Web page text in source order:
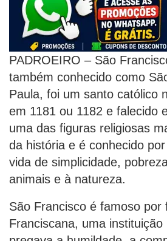
PADROEIRO – São
também conhecido como
Paula, foi um santo católico
em 1181 ou 1182 e falecido
uma das figuras religiosas
da história e é conhecido
vida de simplicidade,
animais e à natureza.
São Francisco é famoso por
Franciscana, uma instituição